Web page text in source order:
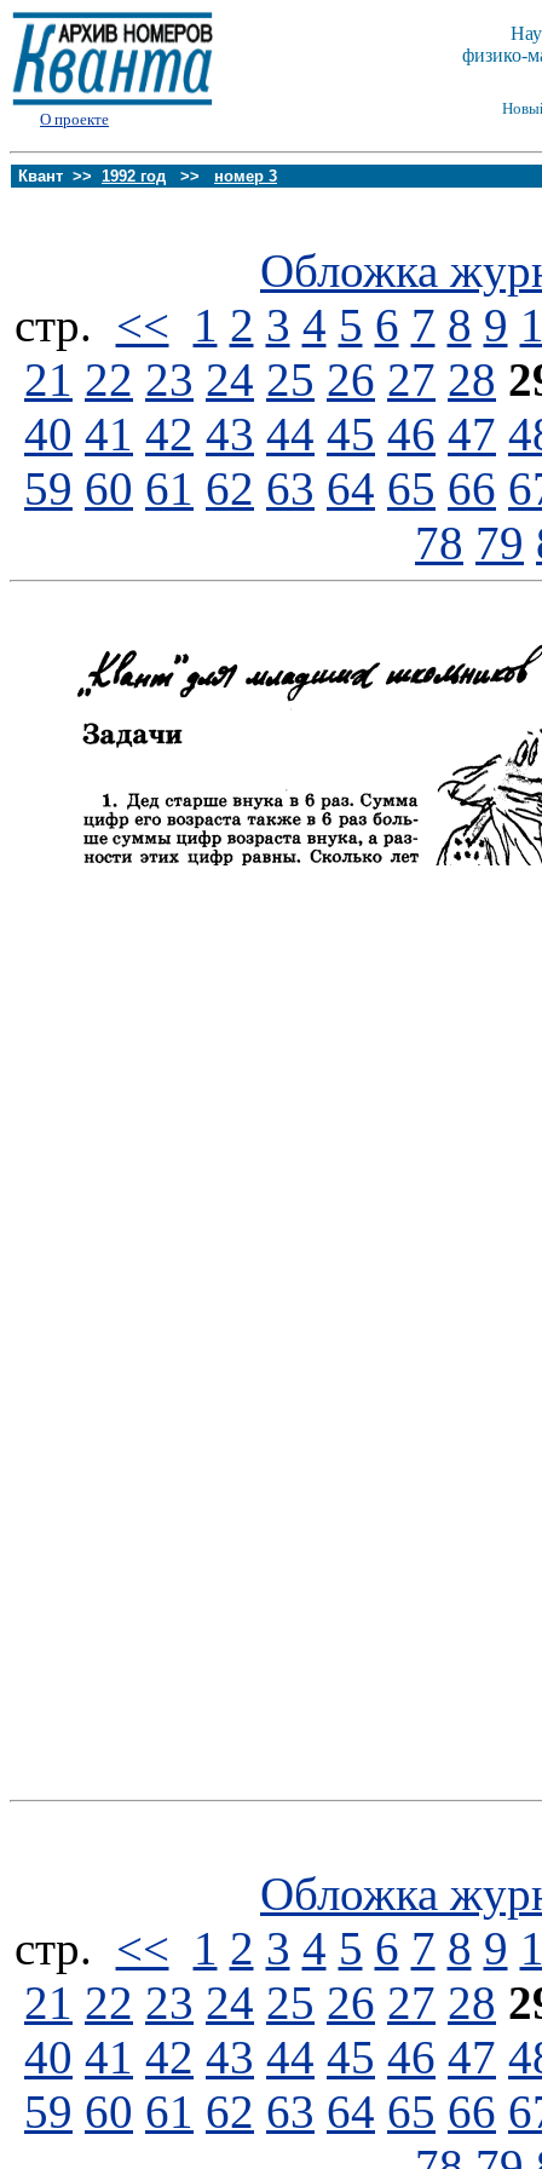
О проекте
физико-
Квант >> 1992 год >> номер 3
Обложка
стp. << 1 2 3 4 5 6 7 8 9
21 22 23 24 25 26 27 28
40 41 42 43 44 45 46 47
59 60 61 62 63 64 65 66
78 79
Обложка
стp. << 1 2 3 4 5 6 7 8 9
21 22 23 24 25 26 27 28
40 41 42 43 44 45 46 47
59 60 61 62 63 64 65 66